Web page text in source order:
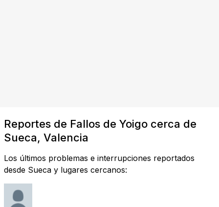
Reportes de Fallos de Yoigo cerca de
Sueca, Valencia
Los últimos problemas e interrupciones reportados
desde Sueca y lugares cercanos: